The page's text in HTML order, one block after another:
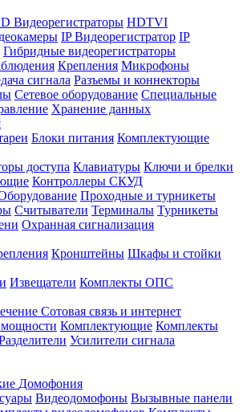
Видеорегистраторы HDTVI
IP Видеорегистратор IP
Гибридные видеорегистраторы
Крепления Микрофоны
сигнала Разъемы и коннекторы
Сетевое оборудование Специальные
Хранение данных
Блоки питания Комплектующие
доступа Клавиатуры Ключи и брелки
Контроллеры СКУД
Проходные и турникеты
Считыватели Терминалы Турникеты
Охранная сигнализация
Кронштейны Шкафы и стойки
Извещатели Комплекты ОПС
Сотовая связь и интернет
Комплектующие Комплекты
Усилители сигнала
Домофония
Видеодомофоны Вызывные панели